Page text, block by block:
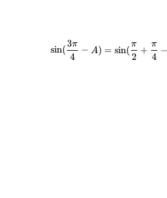
sin(
4
3π
− A) = sin(
2
π
+
4
π
−